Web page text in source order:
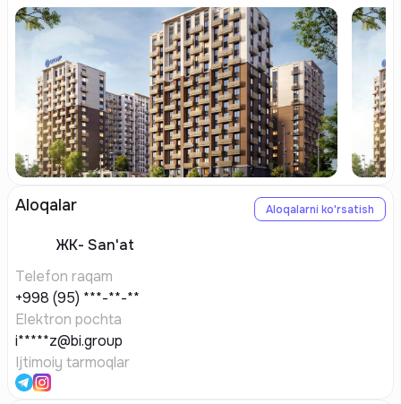
Aloqalar Aloqalarni ko'rsatish
ЖК- San'at
Telefon raqam
+998 (95) ***-**-**
Elektron pochta
i*****z@bi.group
Ijtimoiy tarmoqlar